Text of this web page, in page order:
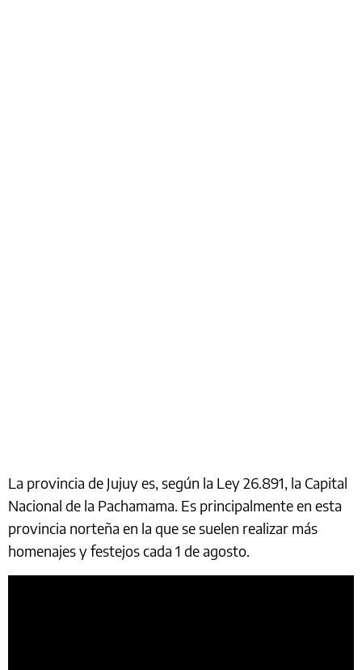
La provincia de Jujuy es, según la Ley 26.891, la Capital
Nacional de la Pachamama. Es principalmente en esta
provincia norteña en la que se suelen realizar más
homenajes y festejos cada 1 de agosto.